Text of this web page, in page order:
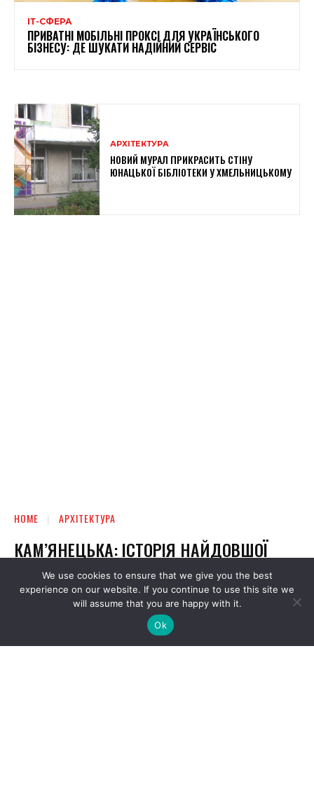
ІТ-СФЕРА
ПРИВАТНІ МОБІЛЬНІ ПРОКСІ ДЛЯ УКРАЇНСЬКОГО
БІЗНЕСУ: ДЕ ШУКАТИ НАДІЙНИЙ СЕРВІС
АРХІТЕКТУРА
НОВИЙ МУРАЛ ПРИКРАСИТЬ СТІНУ
ЮНАЦЬКОЇ БІБЛІОТЕКИ У ХМЕЛЬНИЦЬКОМУ
We use cookies to ensure that we give you the best
experience on our website. If you continue to use this site we
will assume that you are happy with it.
Ok